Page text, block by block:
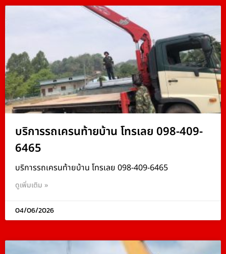
บริการรถเครนท้ายบ้าน โทรเลย 098-409-
6465
บริการรถเครนท้ายบ้าน โทรเลย 098-409-6465
ดูเพิ่มเติม »
04/06/2026